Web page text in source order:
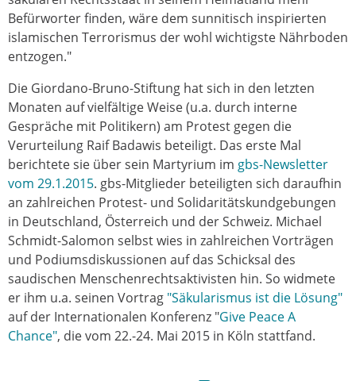
Befürworter finden, wäre dem sunnitisch inspirierten
islamischen Terrorismus der wohl wichtigste Nährboden
entzogen."
Die Giordano-Bruno-Stiftung hat sich in den letzten
Monaten auf vielfältige Weise (u.a. durch interne
Gespräche mit Politikern) am Protest gegen die
Verurteilung Raif Badawis beteiligt. Das erste Mal
berichtete sie über sein Martyrium im gbs-Newsletter
vom 29.1.2015. gbs-Mitglieder beteiligten sich daraufhin
an zahlreichen Protest- und Solidaritätskundgebungen
in Deutschland, Österreich und der Schweiz. Michael
Schmidt-Salomon selbst wies in zahlreichen Vorträgen
und Podiumsdiskussionen auf das Schicksal des
saudischen Menschenrechtsaktivisten hin. So widmete
er ihm u.a. seinen Vortrag "Säkularismus ist die Lösung"
auf der Internationalen Konferenz "Give Peace A
Chance", die vom 22.-24. Mai 2015 in Köln stattfand.